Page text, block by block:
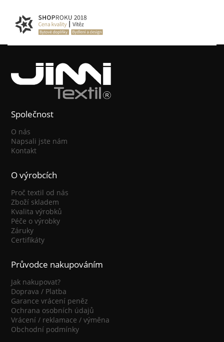
Společnost
O nás
Napsali jste nám
Kontakt
O výrobcích
Proč textil od nás
Zboží skladem
Kvalita výrobků
Péče o výrobky
Záruky
Certifikáty
Průvodce nakupováním
Jak nakupovat?
Doprava / Platba
Garance vrácení peněz
Ochrana osobních údajů
Vrácení / reklamace / výměna
Obchodní podmínky